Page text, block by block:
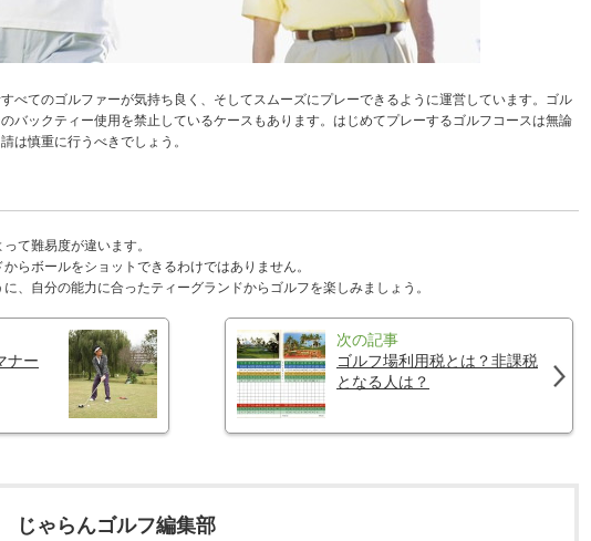
べてのゴルファーが気持ち良く、そしてスムーズにプレーできるように運営しています。ゴル
バックティー使用を禁止しているケースもあります。はじめてプレーするゴルフコースは無論
は慎重に行うべきでしょう。
て難易度が違います。
らボールをショットできるわけではありません。
、自分の能力に合ったティーグランドからゴルフを楽しみましょう。
ナー
次の記事
ゴルフ場利用税とは？非課税
となる人は？
じゃらんゴルフ編集部